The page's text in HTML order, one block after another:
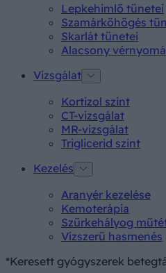
Lepkehimlő tünetei
Szamárköhögés
Skarlát tünetei
Alacsony
Vizsgálat
Kortizol szint
CT-vizsgálat
MR-vizsgálat
Triglicerid szint
Kezelés
Aranyér kezelése
Kemoterápia
Szürkehályog
Vízszerű hasmenés
*Keresett gyógyszerek